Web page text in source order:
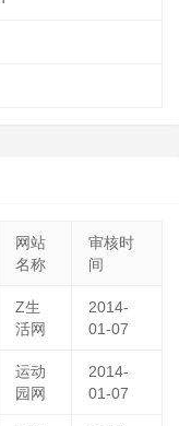
网站
名称
审核时
间
Z生
活网
2014-
01-07
运动
园网
2014-
01-07